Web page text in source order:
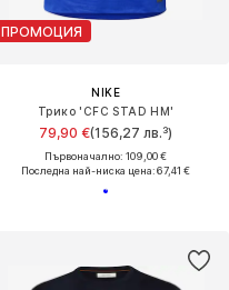
ПРОМОЦИЯ
NIKE
Трико 'CFC STAD HM'
79,90 €(156,27 лв.³)
Първоначално: 109,00 €
Последна най-ниска цена:67,41 €